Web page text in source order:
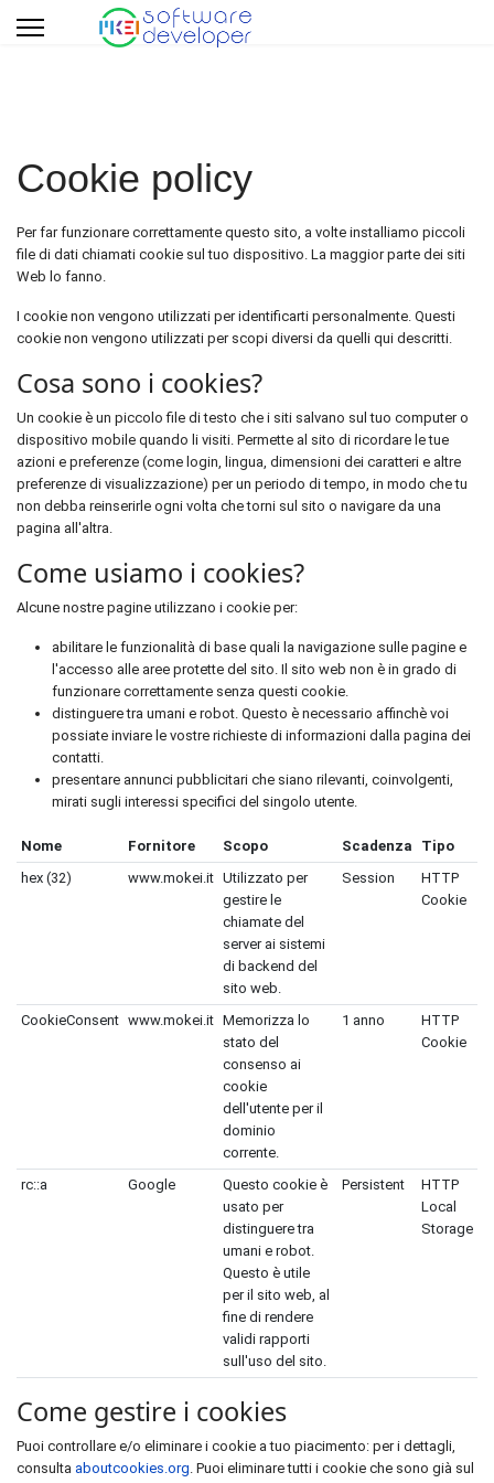
Cookie policy
Per far funzionare correttamente questo sito, a volte installiamo piccoli
file di dati chiamati cookie sul tuo dispositivo. La maggior parte dei siti
Web lo fanno.
I cookie non vengono utilizzati per identificarti personalmente. Questi
cookie non vengono utilizzati per scopi diversi da quelli qui descritti.
Cosa sono i cookies?
Un cookie è un piccolo file di testo che i siti salvano sul tuo computer o
dispositivo mobile quando li visiti. Permette al sito di ricordare le tue
azioni e preferenze (come login, lingua, dimensioni dei caratteri e altre
preferenze di visualizzazione) per un periodo di tempo, in modo che tu
non debba reinserirle ogni volta che torni sul sito o navigare da una
pagina all'altra.
Come usiamo i cookies?
Alcune nostre pagine utilizzano i cookie per:
abilitare le funzionalità di base quali la navigazione sulle pagine e
l'accesso alle aree protette del sito. Il sito web non è in grado di
funzionare correttamente senza questi cookie.
distinguere tra umani e robot. Questo è necessario affinchè voi
possiate inviare le vostre richieste di informazioni dalla pagina dei
contatti.
presentare annunci pubblicitari che siano rilevanti, coinvolgenti,
mirati sugli interessi specifici del singolo utente.
Nome Fornitore Scopo Scadenza
Tipo
hex (32)
www.mokei.it Utilizzato per
gestire le
chiamate del
server ai sistemi
di backend del
sito web.
Session
HTTP
Cookie
CookieConsent www.mokei.it Memorizza lo
stato del
consenso ai
cookie
dell'utente per il
dominio
corrente.
1 anno
HTTP
Cookie
rc::a Google
Questo cookie è
usato per
distinguere tra
umani e robot.
Questo è utile
per il sito web, al
fine di rendere
validi rapporti
sull'uso del sito.
Persistent
HTTP
Local
Storage
Come gestire i cookies
Puoi controllare e/o eliminare i cookie a tuo piacimento: per i dettagli,
consulta aboutcookies.org. Puoi eliminare tutti i cookie che sono già sul